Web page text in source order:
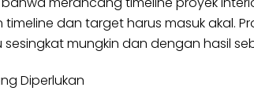
dan target harus masuk akal.
mungkin dan dengan hasil
Diperlukan